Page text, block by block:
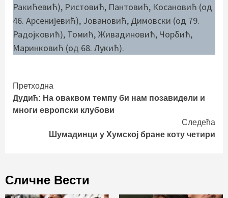
Ракићевић), Ристовић, Пантовић, Косановић (од
46. Арсенијевић), Јовановић, Димовски (од 79.
Радојковић), Томић, Живадиновић, Чорбић,
Маринковић (од 68. Лукић).
Continue
Reading
Претходна
Дудић: На оваквом темпу би нам позавидели и
многи европски клубови
Следећа
Шумадинци у Хумској бране коту четири
Сличне Вести